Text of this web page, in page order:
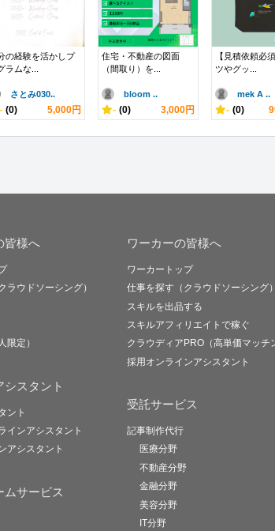
の経験を活かしプ
ラムな...
さとみ030..
- (0) 5,000円
住宅・不動産の図面
（間取り）を...
bloom ..
- (0) 3,000円
【見積依頼必
ツやグッ...
mek A ..
- (0)
皆様へ
ラウドソーシング）
限定）
シスタント
ント
インアシスタント
アシスタント
ムサービス
ワーカーの皆様へ
ワーカートップ
仕事を探す（クラウドソーシング）
スキルを出品する
スキルアフィリエイトで稼ぐ
クラウディアPRO（高単価マッチ
採用オンラインアシスタント
受託サービス
記事制作代行
医療分野
不動産分野
金融分野
美容分野
IT分野